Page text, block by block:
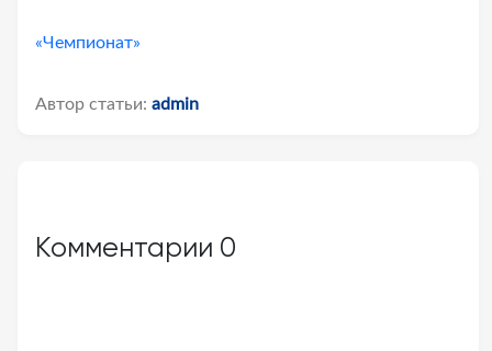
«Чемпионат»
Автор статьи: admin
Комментарии 0